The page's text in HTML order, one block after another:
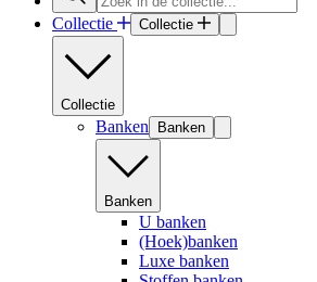
Collectie Collectie
Collectie
Banken Banken
Banken
U banken
(Hoek)banken
Luxe banken